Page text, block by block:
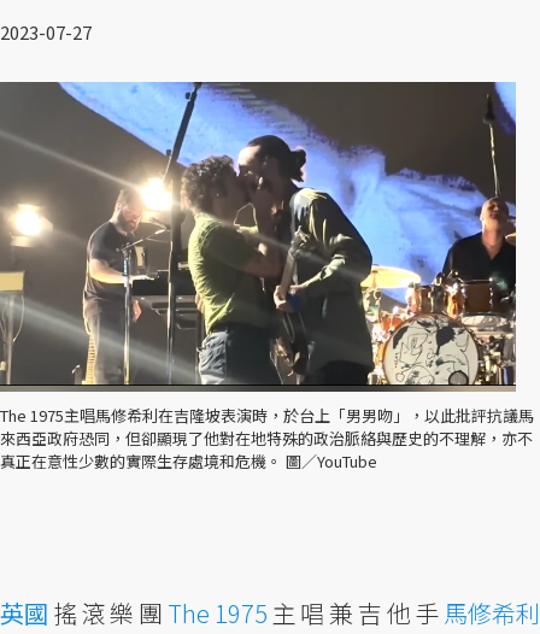
2023-07-27
The 1975主唱馬修希利在吉隆坡表演時，於台上「男男吻」，以此批評抗議馬
來西亞政府恐同，但卻顯現了他對在地特殊的政治脈絡與歷史的不理解，亦不
真正在意性少數的實際生存處境和危機。 圖／YouTube
英國 搖滾樂團 The 1975 主唱兼吉他手馬修希利